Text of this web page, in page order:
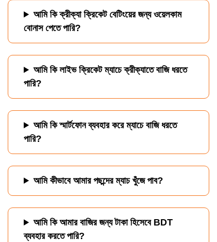
আমি কি ক্রীক্যা ক্রিকেট বেটিংয়ের জন্য ওয়েলকাম
বোনাস পেতে পারি?
আমি কি লাইভ ক্রিকেট ম্যাচে ক্রীক্যাতে বাজি ধরতে
পারি?
আমি কি স্মার্টফোন ব্যবহার করে ম্যাচে বাজি ধরতে
পারি?
আমি কীভাবে আমার পছন্দের ম্যাচ খুঁজে পাব?
আমি কি আমার বাজির জন্য টাকা হিসেবে BDT
ব্যবহার করতে পারি?